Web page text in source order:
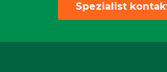
Spezialist